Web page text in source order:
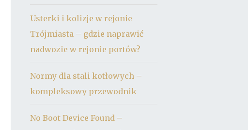
Usterki i kolizje w rejonie
Trójmiasta – gdzie naprawić
nadwozie w rejonie portów?
Normy dla stali kotłowych –
kompleksowy przewodnik
No Boot Device Found –